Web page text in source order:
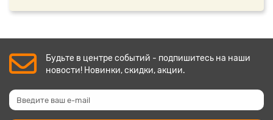
Будьте в центре событий - подпишитесь на наши
новости! Новинки, скидки, акции.